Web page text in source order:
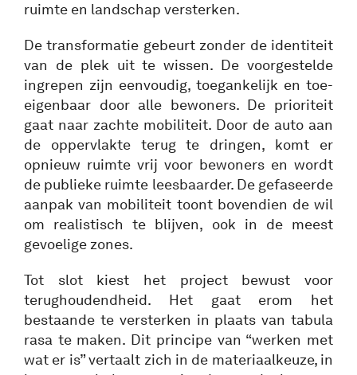
ruimte en landschap versterken.
De transformatie gebeurt zonder de identiteit
van de plek uit te wissen. De voorgestelde
ingrepen zijn eenvoudig, toegankelijk en toe-
eigenbaar door alle bewoners. De prioriteit
gaat naar zachte mobiliteit. Door de auto aan
de oppervlakte terug te dringen, komt er
opnieuw ruimte vrij voor bewoners en wordt
de publieke ruimte leesbaarder. De gefaseerde
aanpak van mobiliteit toont bovendien de wil
om realistisch te blijven, ook in de meest
gevoelige zones.
Tot slot kiest het project bewust voor
terughoudendheid. Het gaat erom het
bestaande te versterken in plaats van tabula
rasa te maken. Dit principe van “werken met
wat er is” vertaalt zich in de materiaalkeuze, in